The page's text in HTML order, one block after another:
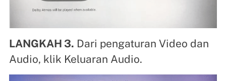
LANGKAH 3. Dari pengaturan Video dan
Audio, klik Keluaran Audio.